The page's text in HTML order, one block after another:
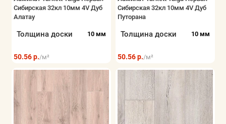
Показать все
Сибирская 32кл 10мм 4V Дуб
Алатау
Толщина доски 10 мм
50.56 р./м²
Сибирская 32кл 10мм 4V Дуб
Путорана
Толщина доски 10 мм
50.56 р./м²